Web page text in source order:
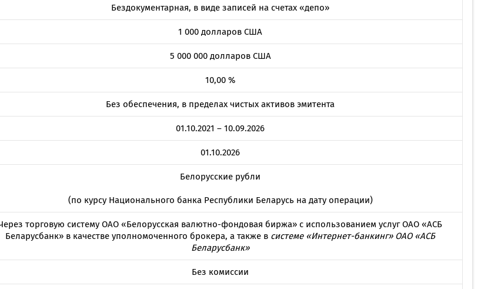
Онлайн-консультант:
пн—пт 9:00 - 20:00*
Контакты
Swoo Pay
номеру
Бездокументарная, в виде записей на счетах «депо»
1 000 долларов США
5 000 000 долларов США
10,00 %
Без обеспечения, в пределах чистых активов эмитента
01.10.2021 – 10.09.2026
01.10.2026
Белорусские рубли
(по курсу Национального банка Республики Беларусь на дату операции)
торговую систему ОАО «Белорусская валютно-фондовая биржа» с использованием услуг ОАО «АСБ
Беларусбанк» в качестве уполномоченного брокера, а также в системе «Интернет-банкинг» ОАО «АСБ
Беларусбанк»
Без комиссии